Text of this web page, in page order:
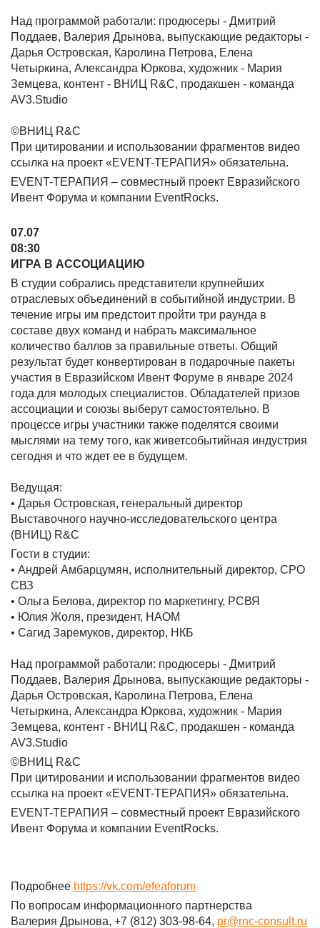
Над программой работали: продюсеры - Дмитрий
Поддаев, Валерия Дрынова, выпускающие редакторы -
Дарья Островская, Каролина Петрова, Елена
Четыркина, Александра Юркова, художник - Мария
Земцева, контент - ВНИЦ R&C, продакшен - команда
AV3.Studio
©ВНИЦ R&C
При цитировании и использовании фрагментов видео
ссылка на проект «EVENT-ТЕРАПИЯ» обязательна.
EVENT-ТЕРАПИЯ – совместный проект Евразийского
Ивент Форума и компании EventRocks.
07.07
08:30
ИГРА В АССОЦИАЦИЮ
В студии собрались представители крупнейших
отраслевых объединений в событийной индустрии. В
течение игры им предстоит пройти три раунда в
составе двух команд и набрать максимальное
количество баллов за правильные ответы. Общий
результат будет конвертирован в подарочные пакеты
участия в Евразийском Ивент Форуме в январе 2024
года для молодых специалистов. Обладателей призов
ассоциации и союзы выберут самостоятельно. В
процессе игры участники также поделятся своими
мыслями на тему того, как живетсобытийная индустрия
сегодня и что ждет ее в будущем.
Ведущая:
• Дарья Островская, генеральный директор
Выставочного научно-исследовательского центра
(ВНИЦ) R&C
Гости в студии:
• Андрей Амбарцумян, исполнительный директор, СРО
СВЗ
• Ольга Белова, директор по маркетингу, РСВЯ
• Юлия Жоля, президент, НАОМ
• Сагид Заремуков, директор, НКБ
Над программой работали: продюсеры - Дмитрий
Поддаев, Валерия Дрынова, выпускающие редакторы -
Дарья Островская, Каролина Петрова, Елена
Четыркина, Александра Юркова, художник - Мария
Земцева, контент - ВНИЦ R&C, продакшен - команда
AV3.Studio
©ВНИЦ R&C
При цитировании и использовании фрагментов видео
ссылка на проект «EVENT-ТЕРАПИЯ» обязательна.
EVENT-ТЕРАПИЯ – совместный проект Евразийского
Ивент Форума и компании EventRocks.
Подробнее https://vk.com/efeaforum
По вопросам информационного партнерства
Валерия Дрынова, +7 (812) 303-98-64, pr@rnc-consult.ru